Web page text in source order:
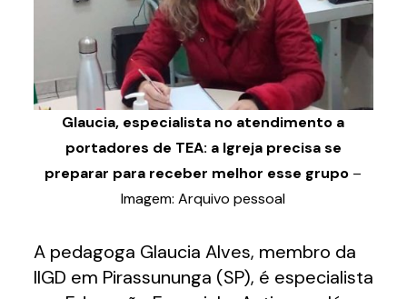
Glaucia, especialista no atendimento a
portadores de TEA: a Igreja precisa se
preparar para receber melhor esse grupo –
Imagem: Arquivo pessoal
A pedagoga Glaucia Alves, membro da
IIGD em Pirassununga (SP), é especialista